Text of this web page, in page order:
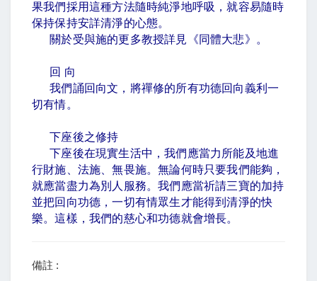
果我們採用這種方法隨時純淨地呼吸，就容易隨時
保持保持安詳清淨的心態。
關於受與施的更多教授詳見《同體大悲》。
回 向
我們誦回向文，將禪修的所有功德回向義利一
切有情。
下座後之修持
下座後在現實生活中，我們應當力所能及地進
行財施、法施、無畏施。無論何時只要我們能夠，
就應當盡力為別人服務。我們應當祈請三寶的加持
並把回向功德，一切有情眾生才能得到清淨的快
樂。這樣，我們的慈心和功德就會增長。
備註 :